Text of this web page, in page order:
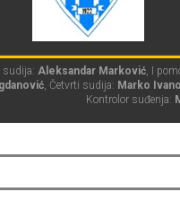
sudija: Aleksandar Marković, I
, Četvrti sudija: Marko
Kontrolor suđenja: